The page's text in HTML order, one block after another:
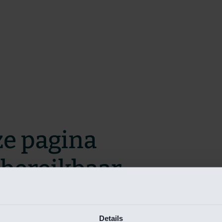
Details
pagina
zo snel mogelijk te verhelpen.